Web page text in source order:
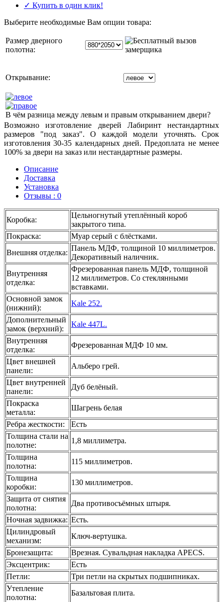
✓ Купить в один клик!
Выберите необходимые Вам опции товара:
Размер дверного
полотна:
Открывание:
В чём разница между левым и правым открыванием двери?
Возможно изготовление дверей Лабиринт нестандартных
размеров "под заказ". О каждой модели уточнять. Срок
изготовления 30-35 календарных дней. Предоплата не менее
100% за двери на заказ или нестандартные размеры.
Описание
Доставка
Установка
Отзывы : 0
Коробка:
Цельногнутый утеплённый короб
закрытого типа.
Покраска:
Муар серый с блёстками.
Внешняя отделка:
Панель МДФ, толщиной 10 миллиметров.
Декоративный наличник.
Внутренняя
отделка:
Фрезерованная панель МДФ, толщиной
12 миллиметров. Со стеклянными
вставками.
Основной замок
(нижний):
Kale 252.
Дополнительный
замок (верхний):
Kale 447L.
Внутренняя
отделка:
Фрезерованная МДФ 10 мм.
Цвет внешней
панели:
Альберо грей.
Цвет внутренней
панели:
Дуб белёный.
Покраска
металла:
Шагрень белая
Ребра жесткости:
Есть
Толщина стали на
полотне:
1,8 миллиметра.
Толщина
полотна:
115 миллиметров.
Толщина
коробки:
130 миллиметров.
Защита от снятия
полотна:
Два противосъёмных штыря.
Ночная задвижка: Есть.
Цилиндровый
механизм:
Ключ-вертушка.
Бронезащита:
Врезная. Сувальдная накладка APECS.
Эксцентрик:
Есть
Петли:
Три петли на скрытых подшипниках.
Утепление
полотна:
Базальтовая плита.